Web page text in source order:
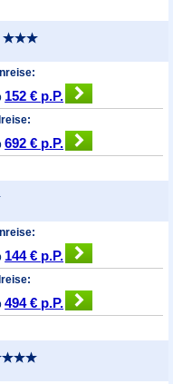
152 € p.P.
692 € p.P.
144 € p.P.
494 € p.P.